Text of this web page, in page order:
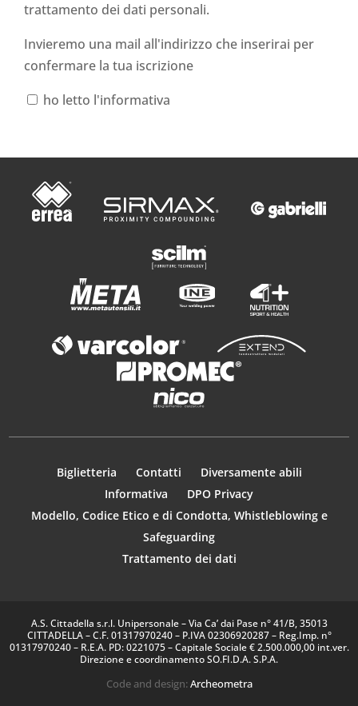
trattamento dei dati personali.
Invieremo una mail all'indirizzo che inserirai per
confermare la tua iscrizione
ho letto l'informativa
Biglietteria Contatti
Diversamente abili
Informativa
DPO Privacy
Modello, Codice Etico e di Condotta, Whistleblowing e
Safeguarding
Trattamento dei dati
A.S. Cittadella s.r.l. Unipersonale – Via Ca’ dai Pase n° 41/B, 35013
CITTADELLA – C.F. 01317970240 – P.IVA 02306920287 – Reg.Imp. n°
01317970240 – R.E.A. PD: 0221075 – Capitale Sociale € 2.500.000,00 int.ver.
Direzione e coordinamento SO.FI.D.A. S.P.A.
Code and design:Archeometra